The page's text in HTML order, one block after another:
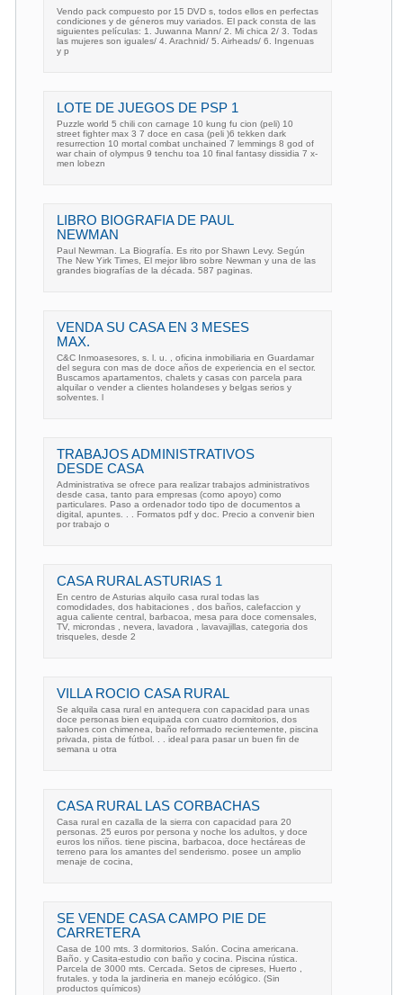
Vendo pack compuesto por 15 DVD s, todos ellos en perfectas
condiciones y de géneros muy variados. El pack consta de las
siguientes películas: 1. Juwanna Mann/ 2. Mi chica 2/ 3. Todas
las mujeres son iguales/ 4. Arachnid/ 5. Airheads/ 6. Ingenuas
y p
LOTE DE JUEGOS DE PSP 1
Puzzle world 5 chili con carnage 10 kung fu cion (peli) 10
street fighter max 3 7 doce en casa (peli )6 tekken dark
resurrection 10 mortal combat unchained 7 lemmings 8 god of
war chain of olympus 9 tenchu toa 10 final fantasy dissidia 7 x-
men lobezn
LIBRO BIOGRAFIA DE PAUL
NEWMAN
Paul Newman. La Biografía. Es rito por Shawn Levy. Según
The New Yirk Times, El mejor libro sobre Newman y una de las
grandes biografías de la década. 587 paginas.
VENDA SU CASA EN 3 MESES
MAX.
C&C Inmoasesores, s. l. u. , oficina inmobiliaria en Guardamar
del segura con mas de doce años de experiencia en el sector.
Buscamos apartamentos, chalets y casas con parcela para
alquilar o vender a clientes holandeses y belgas serios y
solventes. l
TRABAJOS ADMINISTRATIVOS
DESDE CASA
Administrativa se ofrece para realizar trabajos administrativos
desde casa, tanto para empresas (como apoyo) como
particulares. Paso a ordenador todo tipo de documentos a
digital, apuntes. . . Formatos pdf y doc. Precio a convenir bien
por trabajo o
CASA RURAL ASTURIAS 1
En centro de Asturias alquilo casa rural todas las
comodidades, dos habitaciones , dos baños, calefaccion y
agua caliente central, barbacoa, mesa para doce comensales,
TV, microndas , nevera, lavadora , lavavajillas, categoria dos
trisqueles, desde 2
VILLA ROCIO CASA RURAL
Se alquila casa rural en antequera con capacidad para unas
doce personas bien equipada con cuatro dormitorios, dos
salones con chimenea, baño reformado recientemente, piscina
privada, pista de fútbol. . . ideal para pasar un buen fin de
semana u otra
CASA RURAL LAS CORBACHAS
Casa rural en cazalla de la sierra con capacidad para 20
personas. 25 euros por persona y noche los adultos, y doce
euros los niños. tiene piscina, barbacoa, doce hectáreas de
terreno para los amantes del senderismo. posee un amplio
menaje de cocina,
SE VENDE CASA CAMPO PIE DE
CARRETERA
Casa de 100 mts. 3 dormitorios. Salón. Cocina americana.
Baño. y Casita-estudio con baño y cocina. Piscina rústica.
Parcela de 3000 mts. Cercada. Setos de cipreses, Huerto ,
frutales. y toda la jardineria en manejo ecólógico. (Sin
productos químicos)